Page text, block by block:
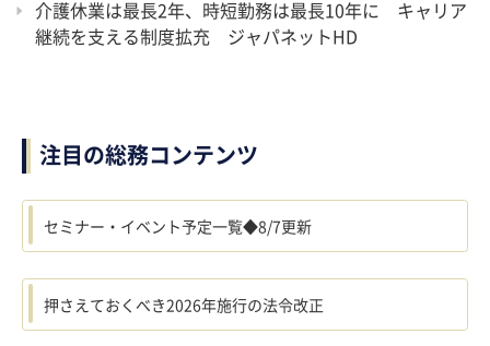
介護休業は最長2年、時短勤務は最長10年に キャリア
継続を支える制度拡充 ジャパネットHD
注目の総務コンテンツ
セミナー・イベント予定一覧◆8/7更新
押さえておくべき2026年施行の法令改正